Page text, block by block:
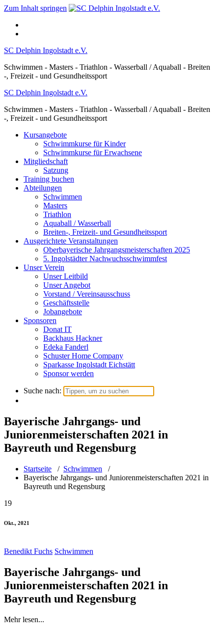
Zum Inhalt springen
SC Delphin Ingolstadt e.V.
Schwimmen - Masters - Triathlon - Wasserball / Aquaball - Breiten
-, Freizeit - und Gesundheitssport
SC Delphin Ingolstadt e.V.
Schwimmen - Masters - Triathlon - Wasserball / Aquaball - Breiten
-, Freizeit - und Gesundheitssport
Kursangebote
Schwimmkurse für Kinder
Schwimmkurse für Erwachsene
Mitgliedschaft
Satzung
Training buchen
Abteilungen
Schwimmen
Masters
Triathlon
Aquaball / Wasserball
Breiten-, Freizeit- und Gesundheitssport
Ausgerichtete Veranstaltungen
Oberbayerische Jahrgangsmeisterschaften 2025
5. Ingolstädter Nachwuchsschwimmfest
Unser Verein
Unser Leitbild
Unser Angebot
Vorstand / Vereinsausschuss
Geschäftsstelle
Jobangebote
Sponsoren
Donat IT
Backhaus Hackner
Edeka Fanderl
Schuster Home Company
Sparkasse Ingolstadt Eichstätt
Sponsor werden
Suche nach:
Bayerische Jahrgangs- und
Juniorenmeisterschaften 2021 in
Bayreuth und Regensburg
Startseite / Schwimmen /
Bayerische Jahrgangs- und Juniorenmeisterschaften 2021 in
Bayreuth und Regensburg
19
Okt., 2021
Benedikt Fuchs Schwimmen
Bayerische Jahrgangs- und
Juniorenmeisterschaften 2021 in
Bayreuth und Regensburg
Mehr lesen...